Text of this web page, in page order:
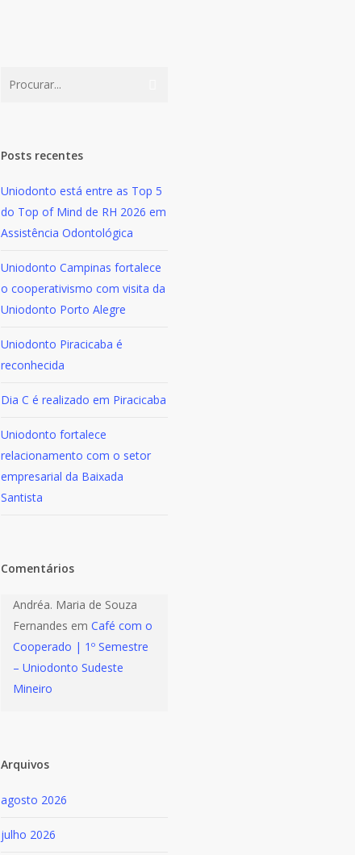
Posts recentes
Uniodonto está entre as Top 5
do Top of Mind de RH 2026 em
Assistência Odontológica
Uniodonto Campinas fortalece
o cooperativismo com visita da
Uniodonto Porto Alegre
Uniodonto Piracicaba é
reconhecida
Dia C é realizado em Piracicaba
Uniodonto fortalece
relacionamento com o setor
empresarial da Baixada
Santista
Comentários
Andréa. Maria de Souza
Fernandes emCafé com o
Cooperado | 1º Semestre
– Uniodonto Sudeste
Mineiro
Arquivos
agosto 2026
julho 2026